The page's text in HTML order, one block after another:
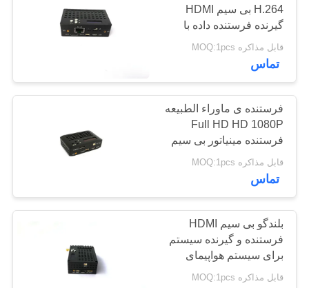
پیوند داده ی UAV
26
فرستنده تصویری بی
سیم HDMI
11
H.264 بی سیم HDMI
گیرنده فرستنده داده با
دقت کامل تاخیر زمانی کم
است
قابل مذاکره MOQ:1pcs
تماس
فرستنده ی ماوراء الطبیعه
Full HD HD 1080P
فرستنده مینیاتور بی سیم
HDMI H.265
قابل مذاکره MOQ:1pcs
تماس
بلندگو بی سیم HDMI
فرستنده و گیرنده سیستم
برای سیستم هواپیمای
بدون سرنشین UAV
قابل مذاکره MOQ:1pcs